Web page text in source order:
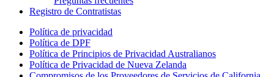
Registro de Contratistas
Política de privacidad
Política de DPF
Política de Principios de Privacidad Australianos
Política de Privacidad de Nueva Zelanda